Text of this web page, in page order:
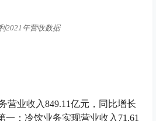
2021年营收数据
营业收入849.11亿元，同比增长
一；冷饮业务实现营业收入71.61